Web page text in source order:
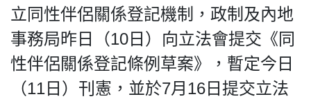
昔日
系列
立同性伴侶關係登記機制，政制及內地
事務局昨日（10日）向立法會提交《同
性伴侶關係登記條例草案》，暫定今日
（11日）刊憲，並於7月16日提交立法